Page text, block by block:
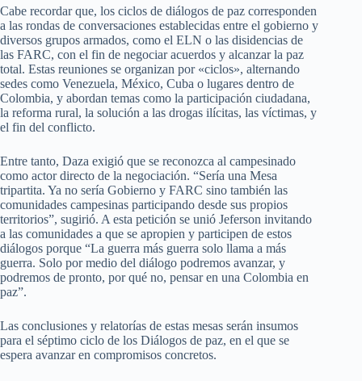
Cabe recordar que, los ciclos de diálogos de paz corresponden
a las rondas de conversaciones establecidas entre el gobierno y
diversos grupos armados, como el ELN o las disidencias de
las FARC, con el fin de negociar acuerdos y alcanzar la paz
total. Estas reuniones se organizan por «ciclos», alternando
sedes como Venezuela, México, Cuba o lugares dentro de
Colombia, y abordan temas como la participación ciudadana,
la reforma rural, la solución a las drogas ilícitas, las víctimas, y
el fin del conflicto.
Entre tanto, Daza exigió que se reconozca al campesinado
como actor directo de la negociación. “Sería una Mesa
tripartita. Ya no sería Gobierno y FARC sino también las
comunidades campesinas participando desde sus propios
territorios”, sugirió. A esta petición se unió Jeferson invitando
a las comunidades a que se apropien y participen de estos
diálogos porque “La guerra más guerra solo llama a más
guerra. Solo por medio del diálogo podremos avanzar, y
podremos de pronto, por qué no, pensar en una Colombia en
paz”.
Las conclusiones y relatorías de estas mesas serán insumos
para el séptimo ciclo de los Diálogos de paz, en el que se
espera avanzar en compromisos concretos.